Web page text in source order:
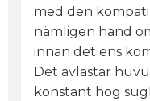
med den
nämligen hand
innan det ens
Det avlastar
konstant hög